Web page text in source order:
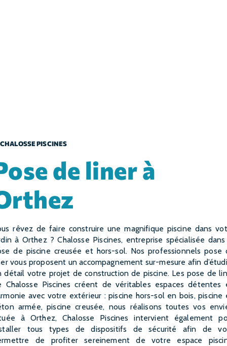
CHALOSSE PISCINES
à
à Orthez ? Chalosse Piscines, entreprise spécialisée
de piscine creusée et hors-sol. Nos professionnels pose
vous proposent un accompagnement sur-mesure afin
détail votre projet de construction de piscine. Les pose de
Chalosse Piscines créent de véritables espaces détentes
avec votre extérieur : piscine hors-sol en bois, piscine
armée, piscine creusée, nous réalisons toutes vos
à Orthez, Chalosse Piscines intervient également
tous types de dispositifs de sécurité afin de
de profiter sereinement de votre espace